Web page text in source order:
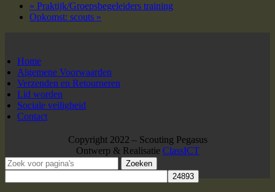
« Praktijk/Groepsbegeleiders training
Opkomst: scouts »
Home
Algemene Voorwaarden
Verzenden en Retourneren
Lid worden
Sociale veiligheid
Contact
Copyright 2022 – Scouting Pegasus
Ontwerp & Realisatie ClassICT
Zoeken